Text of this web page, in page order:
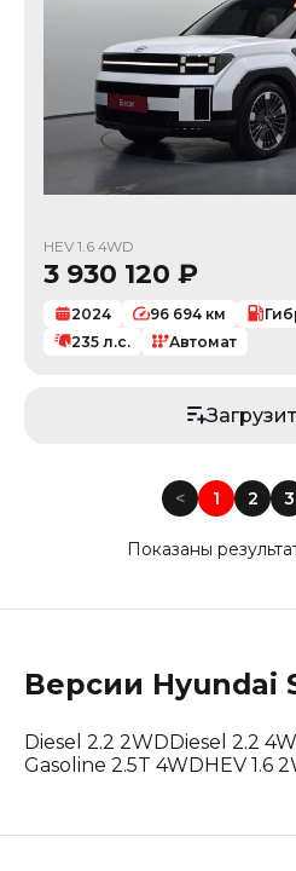
HEV 1.6 4WD
3 930 120 ₽
2024 96 694 км
235 л.с. Автомат
< 1 2 3
Показаны
Версии Hyundai
Diesel 2.2 2WDDiesel 2.2
Gasoline 2.5T 4WDHEV 1.6